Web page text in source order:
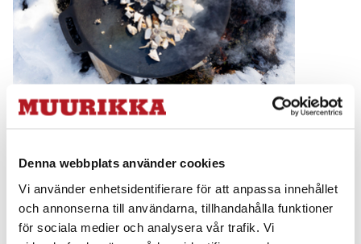
Denna webbplats använder cookies
Vi använder enhetsidentifierare för att anpassa innehållet
och annonserna till användarna, tillhandahålla funktioner
för sociala medier och analysera vår trafik. Vi